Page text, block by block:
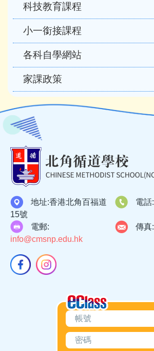
科技教育課程
小一銜接課程
各科自學網站
家課政策
地址:香港北角百福道
15號
電話:
電郵:
info@cmsnp.edu.hk
傳真: